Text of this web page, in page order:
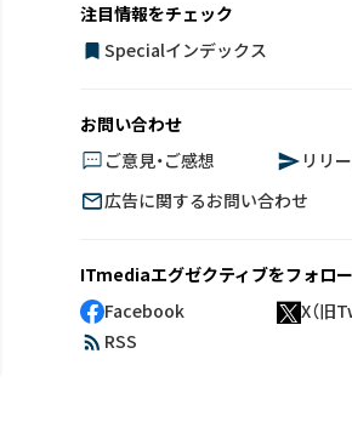
注目情報をチェック
Specialインデックス
お問い合わせ
ご意見・ご感想
リリ
広告に関するお問い合わせ
ITmediaエグゼクティブをフォロー
Facebook
X（旧
RSS